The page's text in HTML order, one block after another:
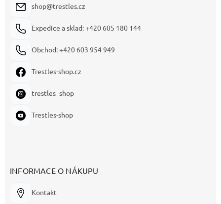
shop@trestles.cz
Expedice a sklad: +420 605 180 144
Obchod: +420 603 954 949
Trestles-shop.cz
trestles_shop
Trestles-shop
INFORMACE O NÁKUPU
Kontakt